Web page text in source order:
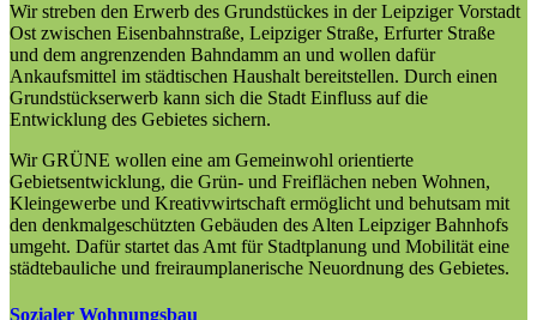
Wir streben den Erwerb des Grundstückes in der Leipziger Vorstadt
Ost zwischen Eisenbahnstraße, Leipziger Straße, Erfurter Straße
und dem angrenzenden Bahndamm an und wollen dafür
Ankaufsmittel im städtischen Haushalt bereitstellen. Durch einen
Grundstückserwerb kann sich die Stadt Einfluss auf die
Entwicklung des Gebietes sichern.
Wir GRÜNE wollen eine am Gemeinwohl orientierte
Gebietsentwicklung, die Grün- und Freiflächen neben Wohnen,
Kleingewerbe und Kreativwirtschaft ermöglicht und behutsam mit
den denkmalgeschützten Gebäuden des Alten Leipziger Bahnhofs
umgeht. Dafür startet das Amt für Stadtplanung und Mobilität eine
städtebauliche und freiraumplanerische Neuordnung des Gebietes.
Sozialer Wohnungsbau